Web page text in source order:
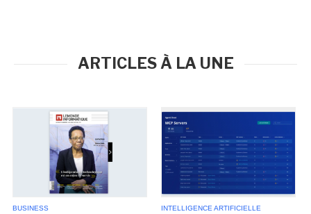
ARTICLES À LA UNE
BUSINESS INTELLIGENCE ARTIFICIELLE